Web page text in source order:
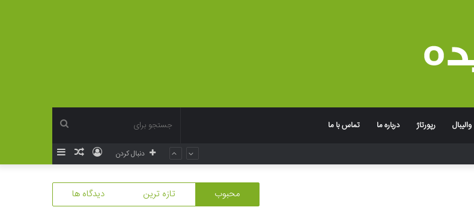
والیبال رپورتاژ درباره ما تماس با ما
براینوشته
ورود دنبال کردن
محبوب تازه ترین دیدگاه ها